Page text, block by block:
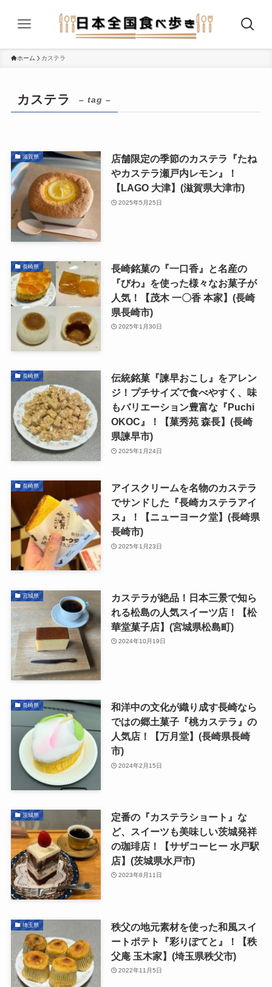
ホーム カステラ
カステラ – tag –
滋賀県
店舗限定の季節のカステラ『たね
やカステラ瀬戸内レモン』！
【LAGO ⼤津】(滋賀県大津市)
2025年5月25日
長崎県
長崎銘菓の『一口香』と名産の
『びわ』を使った様々なお菓子が
人気！【茂木 一〇香 本家】(長崎
県長崎市)
2025年1月30日
長崎県
伝統銘菓『諫早おこし』をアレン
ジ！プチサイズで食べやすく、味
もバリエーション豊富な『Puchi
OKOC』！【菓秀苑 森長】(長崎
県諫早市)
2025年1月24日
長崎県
アイスクリームを名物のカステラ
でサンドした『長崎カステラアイ
ス』！【ニューヨーク堂】(長崎県
長崎市)
2025年1月23日
宮城県
カステラが絶品！日本三景で知ら
れる松島の人気スイーツ店！【松
華堂菓子店】(宮城県松島町)
2024年10月19日
長崎県
和洋中の文化が織り成す長崎なら
ではの郷土菓子『桃カステラ』の
人気店！【万月堂】(長崎県長崎
市)
2024年2月15日
茨城県
定番の『カステラショート』な
ど、スイーツも美味しい茨城発祥
の珈琲店！【サザコーヒー 水戸駅
店】(茨城県水戸市)
2023年8月11日
埼玉県
秩父の地元素材を使った和風スイ
ートポテト『彩りぽてと』！【秩
父庵 玉木家】(埼玉県秩父市)
2022年11月5日